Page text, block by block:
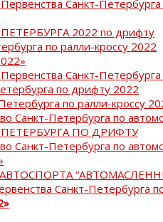
Санкт-
2022 по дрифту
по ралли-кроссу 2022
Санкт-
по дрифту 2022
по ралли-кроссу
Санкт-Петербурга по
ПЕТЕРБУРГА ПО ДРИФТУ
Санкт-Петербурга по
Санкт-Петербурга